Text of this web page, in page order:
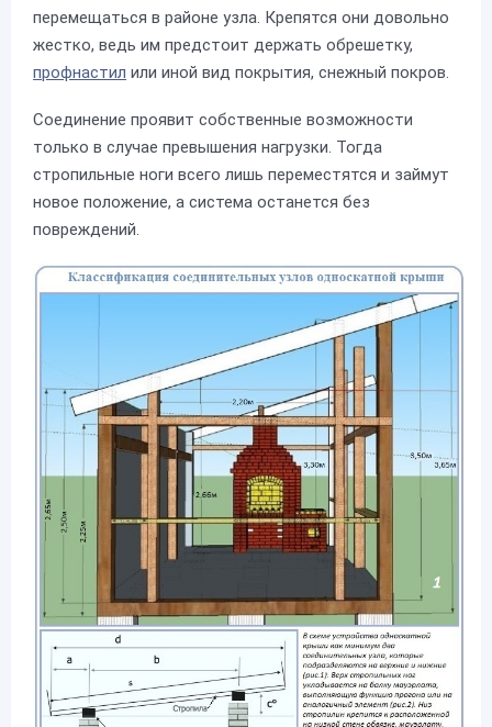
перемещаться в районе узла. Крепятся они довольно
жестко, ведь им предстоит держать обрешетку,
профнастил или иной вид покрытия, снежный покров.
Соединение проявит собственные возможности
только в случае превышения нагрузки. Тогда
стропильные ноги всего лишь переместятся и займут
новое положение, а система останется без
повреждений.